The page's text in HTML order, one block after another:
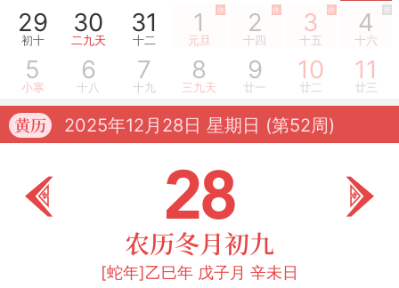
29
初十
30
二九天
31
十二
1
元旦
休 2
十四
休 3
十五
休 4
十六
5
小寒
6
十八
7
十九
8
三九天
9
廿一
10
廿二
11
廿三
2025年12月28日 星期日 (第52周)
黄历
28
农历冬月初九
[蛇年]乙巳年 戊子月 辛未日